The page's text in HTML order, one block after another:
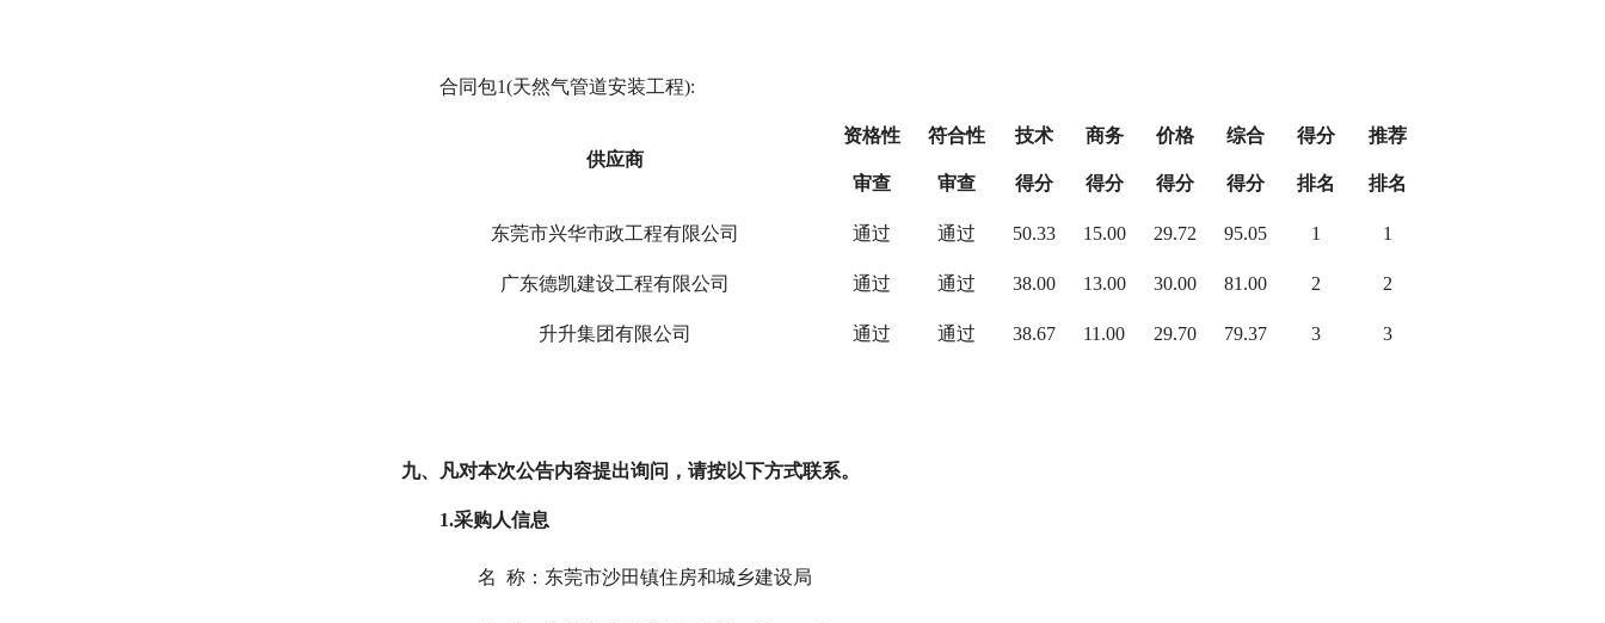
合同包1(天然气管道安装工程):
供应商
资格性
审查
符合性
审查
技术
得分
商务
得分
价格
得分
综合
得分
得分
排名
推荐
排名
东莞市兴华市政工程有限公司 通过 通过 50.33 15.00 29.72 95.05 1 1
广东德凯建设工程有限公司 通过 通过 38.00 13.00 30.00 81.00 2 2
升升集团有限公司 通过 通过 38.67 11.00 29.70 79.37 3 3
九、凡对本次公告内容提出询问，请按以下方式联系。
1.采购人信息
名 称： 东莞市沙田镇住房和城乡建设局